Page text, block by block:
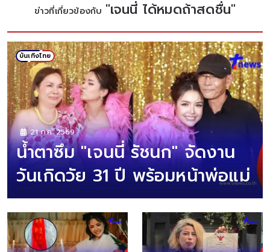
ข่าวที่เกี่ยวข้องกับ "เจนนี่ ได้หมดถ้าสดชื่น"
บันเทิงไทย
21 ก.ค. 2569
น้ำตาซึม "เจนนี่ รัชนก" จัดงาน
วันเกิดวัย 31 ปี พร้อมหน้าพ่อแม่